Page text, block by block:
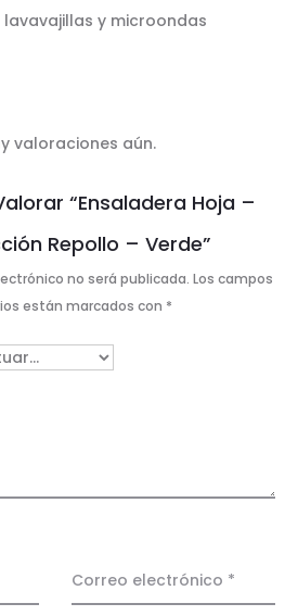
y microondas
valoraciones aún.
“Ensaladera Hoja –
Repollo – Verde”
no será publicada. Los campos
están marcados con *
Correo electrónico *